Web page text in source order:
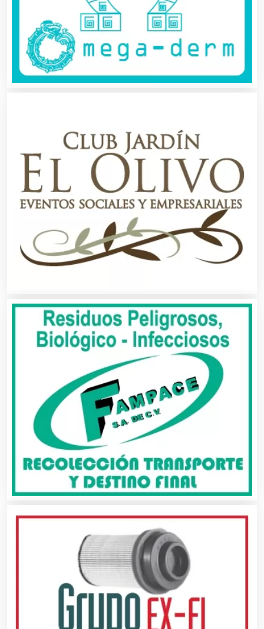
Artículos de Oficina
Artículos de Piel
Artículos Importados
Artículos para el Hogar
Artículos para Regalos
Artículos Personales
Artículos Publicitarios
Aseguradoras
Asesores Técnicos
Asesoría Fiscal
Asociaciones Civiles
Asociaciones Empresariales